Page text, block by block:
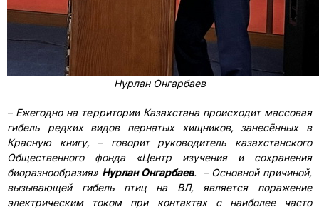
Нурлан Онгарбаев
– Ежегодно на территории Казахстана происходит массовая
гибель редких видов пернатых хищников, занесённых в
Красную книгу, – говорит руководитель казахстанского
Общественного фонда «Центр изучения и сохранения
биоразнообразия» Нурлан Онгарбаев. – Основной причиной,
вызывающей гибель птиц на ВЛ, является поражение
электрическим током при контактах с наиболее часто